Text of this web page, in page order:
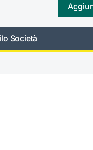
Società